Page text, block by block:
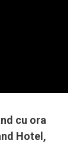
cu ora
Hotel,